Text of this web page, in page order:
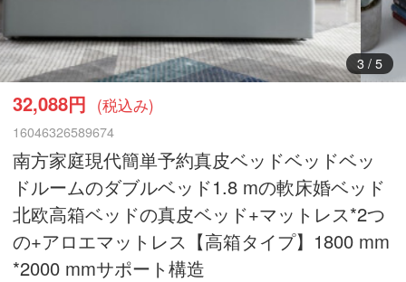
3/ 5
32,088円 (税込み)
16046326589674
南方家庭現代簡単予約真皮ベッドベッドベッ
ドルームのダブルベッド1.8 mの軟床婚ベッド
北欧高箱ベッドの真皮ベッド+マットレス*2つ
の+アロエマットレス【高箱タイプ】1800 mm
*2000 mmサポート構造